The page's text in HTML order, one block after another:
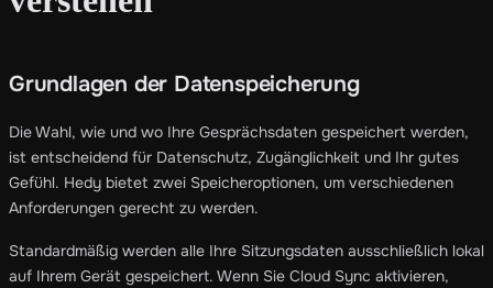
Grundlagen der Datenspeicherung
Die Wahl, wie und wo Ihre Gesprächsdaten gespeichert werden,
ist entscheidend für Datenschutz, Zugänglichkeit und Ihr gutes
Gefühl. Hedy bietet zwei Speicheroptionen, um verschiedenen
Anforderungen gerecht zu werden.
Standardmäßig werden alle Ihre Sitzungsdaten ausschließlich lokal
auf Ihrem Gerät gespeichert. Wenn Sie Cloud Sync aktivieren,